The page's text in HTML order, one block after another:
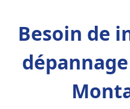
Besoin de